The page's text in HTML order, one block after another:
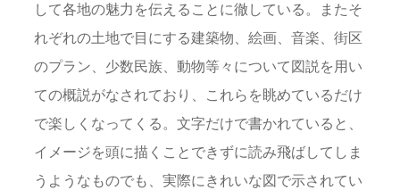
して各地の魅力を伝えることに徹している。またそ
れぞれの土地で目にする建築物、絵画、音楽、街区
のプラン、少数民族、動物等々について図説を用い
ての概説がなされており、これらを眺めているだけ
で楽しくなってくる。文字だけで書かれていると、
イメージを頭に描くことできずに読み飛ばしてしま
うようなものでも、実際にきれいな図で示されてい